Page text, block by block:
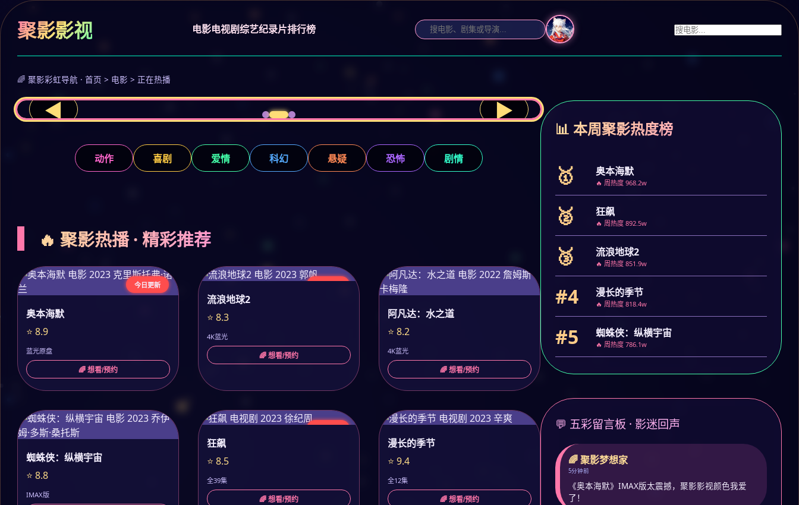
聚影影视 电影电视剧综艺纪录片排行榜
🌈 聚影彩虹导航 · 首页 > 电影 > 正在热播
◀ ▶
动作 喜剧 爱情 科幻 悬疑 恐怖 剧情
🔥 聚影热播 · 精彩推荐
今日更新
奥本海默
⭐ 8.9
蓝光原盘
🌈 想看/预约
流浪地球2
⭐ 8.3
4K蓝光
🌈 想看/预约
阿凡达：水之道
⭐ 8.2
4K蓝光
🌈 想看/预约
蜘蛛侠：纵横宇宙
⭐ 8.8
IMAX版
狂飙
⭐ 8.5
全39集
🌈 想看/预约
漫长的季节
⭐ 9.4
全12集
🌈 想看/预约
📊 本周聚影热度榜
🥇 奥本海默
🔥 周热度 968.2w
🥈 狂飙
🔥 周热度 892.5w
🥉 流浪地球2
🔥 周热度 851.9w
#4 漫长的季节
🔥 周热度 818.4w
#5 蜘蛛侠：纵横宇宙
🔥 周热度 786.1w
💬 五彩留言板 · 影迷回声
🌈 聚影梦想家
5分钟前
《奥本海默》IMAX版太震撼，聚影影视颜色我爱
了！